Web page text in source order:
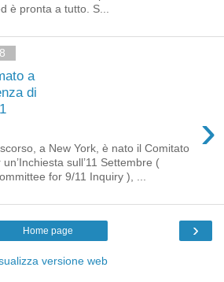
è pronta a tutto. S...
a
di
›
a New York, è nato il Comitato
sull’11 Settembre (
for 9/11 Inquiry ), ...
›
Home page
versione web